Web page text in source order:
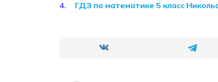
ГДЗ по математике 5 класс